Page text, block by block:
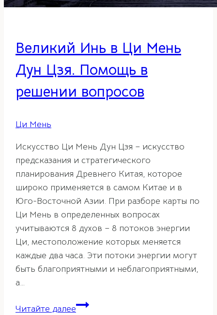
Великий Инь в Ци Мень
Дун Цзя. Помощь в
решении вопросов
Ци Мень
Искусство Ци Мень Дун Цзя – искусство
предсказания и стратегического
планирования Древнего Китая, которое
широко применяется в самом Китае и в
Юго-Восточной Азии. При разборе карты по
Ци Мень в определенных вопросах
учитываются 8 духов – 8 потоков энергии
Ци, местоположение которых меняется
каждые два часа. Эти потоки энергии могут
быть благоприятными и неблагоприятными,
а…
Читайте далееВеликий